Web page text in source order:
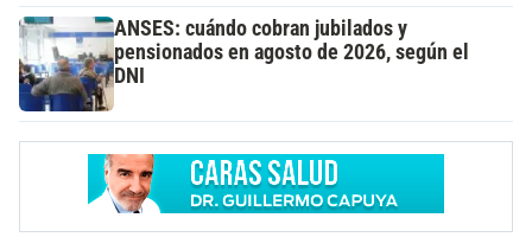
ANSES: cuándo cobran jubilados y
pensionados en agosto de 2026, según el
DNI